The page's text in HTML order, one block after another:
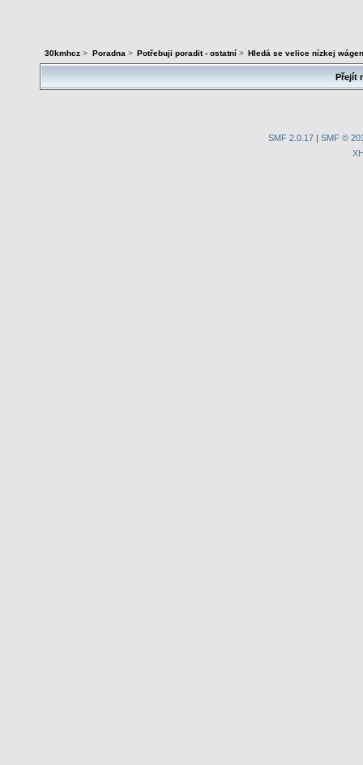
30kmhcz > Poradna > Potřebuji poradit - ostatní> Hledá se velice nízkej
Přejít
SMF 2.0.17| SMF ©